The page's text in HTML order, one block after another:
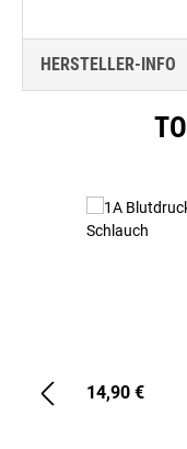
HERSTELLER-INFO
14,90 €